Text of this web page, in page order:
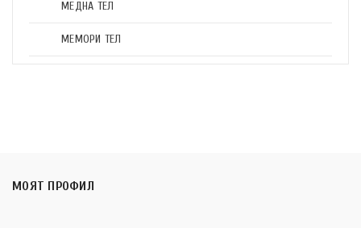
МЕДНА ТЕЛ
МЕМОРИ ТЕЛ
МОЯТ ПРОФИЛ